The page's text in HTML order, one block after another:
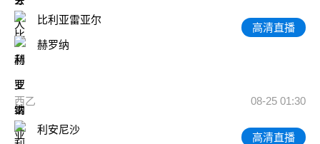
比利亚雷亚尔
赫罗纳
高清直播
西乙 08-25 01:30
利安尼沙
高清直播